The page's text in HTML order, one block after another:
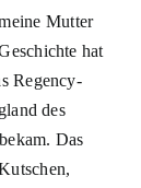
Mutter
hat
Regency-
des
Das